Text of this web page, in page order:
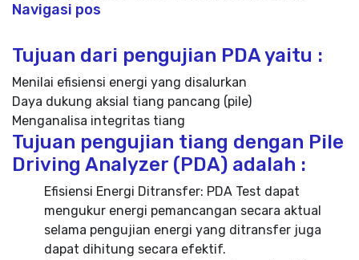
Navigasi pos
Tujuan dari pengujian PDA yaitu :
Menilai efisiensi energi yang disalurkan
Daya dukung aksial tiang pancang (pile)
Menganalisa integritas tiang
Tujuan pengujian tiang dengan Pile
Driving Analyzer (PDA) adalah :
Efisiensi Energi Ditransfer: PDA Test dapat
mengukur energi pemancangan secara aktual
selama pengujian energi yang ditransfer juga
dapat dihitung secara efektif.